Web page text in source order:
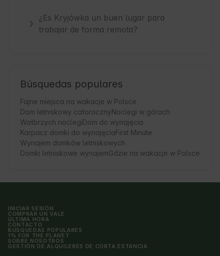
¿Es Kryjówka un buen lugar para
trabajar de forma remota?
Búsquedas populares
Fajne miejsca na wakacje w Polsce
Dom letniskowy całorocznyNoclegi w górach
Wałbrzych noclegiDom do wynajęcia
Karpacz domki do wynajęciaFirst Minute
Wynajem domków letniskowych
Domki letniskowe wynajemGdzie na wakacje w Polsce
INICIAR SESIÓN
COMPRAR UN VALE
ÚLTIMA HORA
CONTACTO
BÚSQUEDAS POPULARES
1% FOR THE PLANET
SOBRE NOSOTROS
GESTIÓN DE ALQUILERES DE CORTA ESTANCIA